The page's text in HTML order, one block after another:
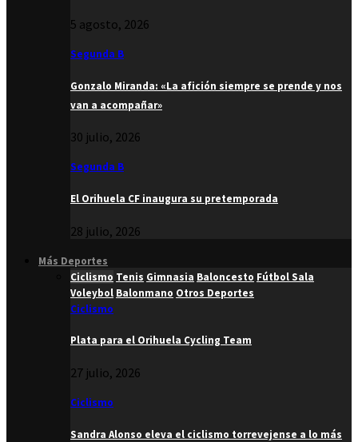
5 agosto, 2026
Segunda B
Gonzalo Miranda: «La afición siempre se prende y nos
van a acompañar»
30 julio, 2026
Segunda B
El Orihuela CF inaugura su pretemporada
28 julio, 2026
Más Deportes
Ciclismo Tenis Gimnasia Baloncesto Fútbol Sala
Voleybol Balonmano Otros Deportes
Ciclismo
Plata para el Orihuela Cycling Team
27 julio, 2026
Ciclismo
Sandra Alonso eleva el ciclismo torrevejense a lo más